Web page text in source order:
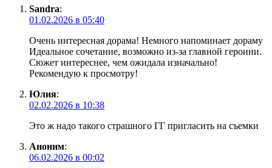
Sandra:
01.02.2026 в 05:40
Очень интересная дорама! Немного напоминает дораму
Идеальное сочетание, возможно из-за главной героини.
Сюжет интереснее, чем ожидала изначально!
Рекомендую к просмотру!
Юлия:
02.02.2026 в 10:38
Это ж надо такого страшного ГГ пригласить на съемки
Аноним:
06.02.2026 в 00:02